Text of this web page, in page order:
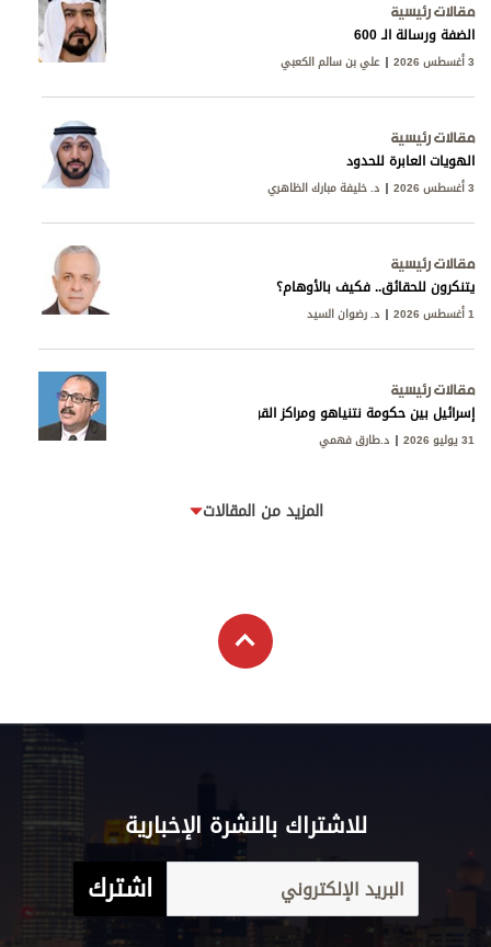
مقالات رئيسية
الضفة ورسالة الـ 600
3 أغسطس 2026 علي بن سالم الكعبي
مقالات رئيسية
الهويات العابرة للحدود
3 أغسطس 2026 د. خليفة مبارك الظاهري
مقالات رئيسية
يتنكرون للحقائق.. فكيف بالأوهام؟
1 أغسطس 2026 د. رضوان السيد
مقالات رئيسية
إسرائيل بين حكومة نتنياهو ومراكز القوى
31 يوليو 2026 د.طارق فهمي
المزيد من المقالات
للاشتراك بالنشرة الإخبارية
اشترك